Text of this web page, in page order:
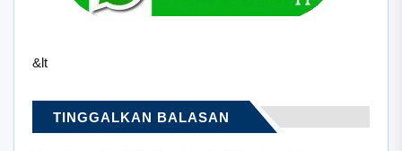
&lt
TINGGALKAN BALASAN